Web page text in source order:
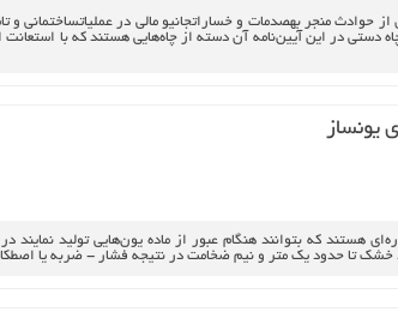
دستي‌ فصل‌ اول‌ - تعاريف‌ 1 - چاه‌ دستي‌: منظور از چاه‌ دستي‌ در اين‌ آيين‌نامه‌ آن‌ دسته‌ از
يونساز
مغناطيسي‌ يا ذره‌اي‌ هستند كه‌ بتوانند هنگام‌ عبور از ماده‌ يون‌هايي‌
يك‌ متر و نيم‌ ضخامت‌ در نتيجه‌ فشار - ضربه‌ يا اصطكاك‌ تبديل‌ به‌ قطعات‌